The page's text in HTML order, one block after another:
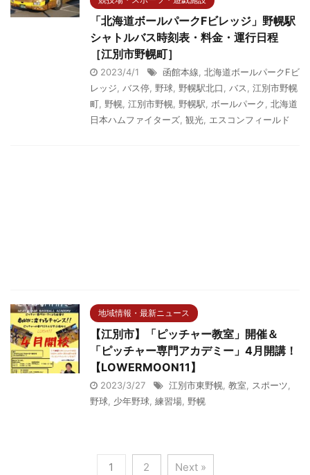
「北海道ボールパークFビレッジ」野幌駅
シャトルバス時刻表・料金・運行日程
［江別市野幌町］
2023/4/1 函館本線, 北海道ボールパークFビ
レッジ, バス停, 野球, 野幌駅北口, バス, 江別市野幌
町, 野幌, 江別市野幌, 野幌駅, ボールパーク, 北海道
日本ハムファイターズ, 観光, エスコンフィールド
地域情報・最新ニュース
【江別市】「ピッチャー教室」開催＆
「ピッチャー専門アカデミー」4月開講！
【LOWERMOON11】
2023/3/27 江別市東野幌, 教室, スポーツ,
野球, 少年野球, 練習場, 野幌
1 2 Next »